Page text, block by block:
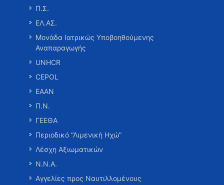
Π.Σ.
ΕΛ.ΑΣ.
Μονάδα Ιατρικώς Υποβοηθούμενης
Αναπαραγωγής
UNHCR
CEPOL
ΕΑΑΝ
Π.Ν.
ΓΕΕΘΑ
Περιοδικό “Λιμενική Ηχώ”
Λέσχη Αξιωματικών
Ν.Ν.Α.
Αγγελίες προς Ναυτιλλομένους